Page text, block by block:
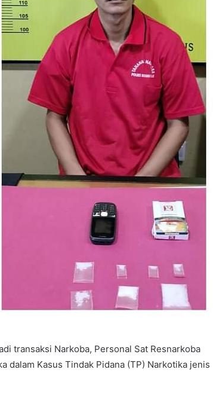
transaksi Narkoba, Personal Sat Resnarkoba
dalam Kasus Tindak Pidana (TP) Narkotika jenis